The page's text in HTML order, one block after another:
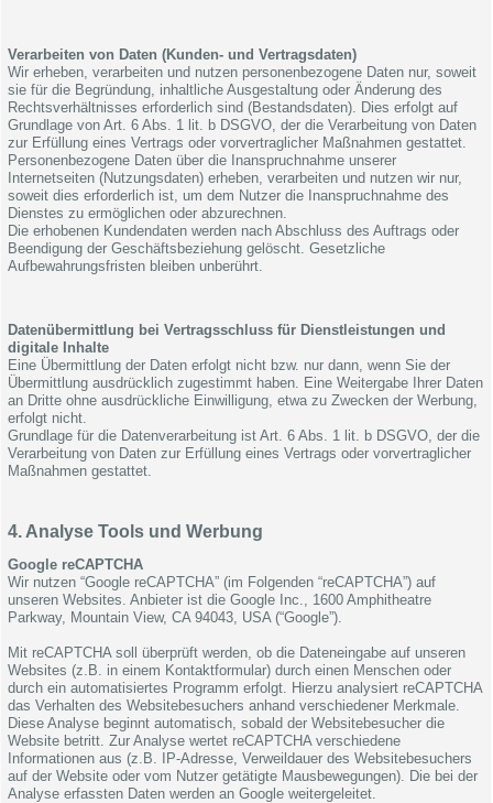
Verarbeiten von Daten (Kunden- und Vertragsdaten)
Wir erheben, verarbeiten und nutzen personenbezogene Daten nur, soweit
sie für die Begründung, inhaltliche Ausgestaltung oder Änderung des
Rechtsverhältnisses erforderlich sind (Bestandsdaten). Dies erfolgt auf
Grundlage von Art. 6 Abs. 1 lit. b DSGVO, der die Verarbeitung von Daten
zur Erfüllung eines Vertrags oder vorvertraglicher Maßnahmen gestattet.
Personenbezogene Daten über die Inanspruchnahme unserer
Internetseiten (Nutzungsdaten) erheben, verarbeiten und nutzen wir nur,
soweit dies erforderlich ist, um dem Nutzer die Inanspruchnahme des
Dienstes zu ermöglichen oder abzurechnen.
Die erhobenen Kundendaten werden nach Abschluss des Auftrags oder
Beendigung der Geschäftsbeziehung gelöscht. Gesetzliche
Aufbewahrungsfristen bleiben unberührt.
Datenübermittlung bei Vertragsschluss für Dienstleistungen und
digitale Inhalte
Eine Übermittlung der Daten erfolgt nicht bzw. nur dann, wenn Sie der
Übermittlung ausdrücklich zugestimmt haben. Eine Weitergabe Ihrer Daten
an Dritte ohne ausdrückliche Einwilligung, etwa zu Zwecken der Werbung,
erfolgt nicht.
Grundlage für die Datenverarbeitung ist Art. 6 Abs. 1 lit. b DSGVO, der die
Verarbeitung von Daten zur Erfüllung eines Vertrags oder vorvertraglicher
Maßnahmen gestattet.
4. Analyse Tools und Werbung
Google reCAPTCHA
Wir nutzen “Google reCAPTCHA” (im Folgenden “reCAPTCHA”) auf
unseren Websites. Anbieter ist die Google Inc., 1600 Amphitheatre
Parkway, Mountain View, CA 94043, USA (“Google”).
Mit reCAPTCHA soll überprüft werden, ob die Dateneingabe auf unseren
Websites (z.B. in einem Kontaktformular) durch einen Menschen oder
durch ein automatisiertes Programm erfolgt. Hierzu analysiert reCAPTCHA
das Verhalten des Websitebesuchers anhand verschiedener Merkmale.
Diese Analyse beginnt automatisch, sobald der Websitebesucher die
Website betritt. Zur Analyse wertet reCAPTCHA verschiedene
Informationen aus (z.B. IP-Adresse, Verweildauer des Websitebesuchers
auf der Website oder vom Nutzer getätigte Mausbewegungen). Die bei der
Analyse erfassten Daten werden an Google weitergeleitet.